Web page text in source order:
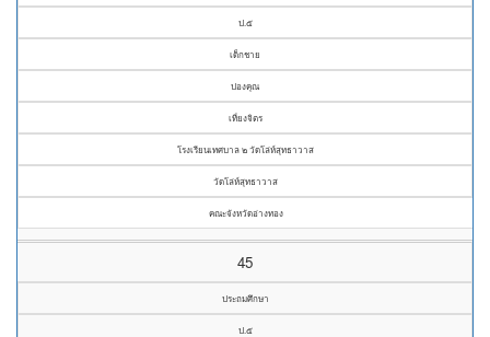
ป.๕
เด็กชาย
ปองคุณ
เที่ยงจิตร
โรงเรียนเทศบาล ๒ วัดโล่ห์สุทธาวาส
วัดโล่ห์สุทธาวาส
คณะจังหวัดอ่างทอง
45
ประถมศึกษา
ป.๕